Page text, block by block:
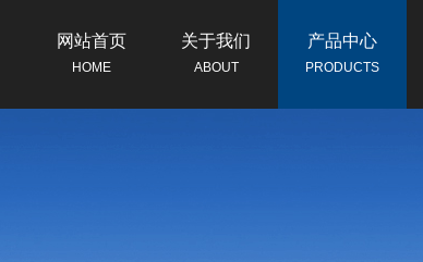
网站首页
HOME
关于我们
ABOUT
产品中心
PRODUCTS